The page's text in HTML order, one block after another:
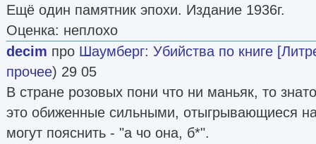
Ещё один памятник эпохи. Издание 1936г.
Оценка: неплохо
decim про Шаумберг: Убийства по книге
прочее) 29 05
В стране розовых пони что ни маньяк, то
это обиженные сильными, отыгрывающиеся
могут пояснить - "а чо она, б*".